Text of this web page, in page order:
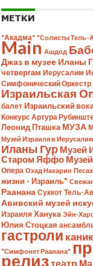
МЕТКИ
"Акадма" "Солисты Тель-
Main Ашдод
Джаз в музее Иланы
четвергам Иерусалим
Симфонический Оркестр
Израильская
балет Израильский
Конкурс Артура
Леонид Пташка МУЗА
Музей Израиля в
Иланы Гур Музей
Старом Яффо
Опера Охад Нахарин Песах
жизни - Израиль"
Раанана Суккот Тель-
Авивский музей
Израиля Ханука Эйн-
Юлия Стоцкая
гастроли
"Симфонет Раанана"
релизтеатр